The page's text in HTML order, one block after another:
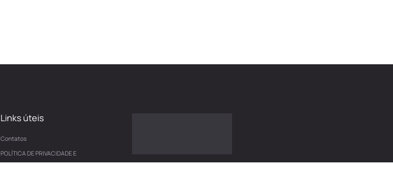
Links úteis
Contatos
POLÍTICA DE PRIVACIDADE E